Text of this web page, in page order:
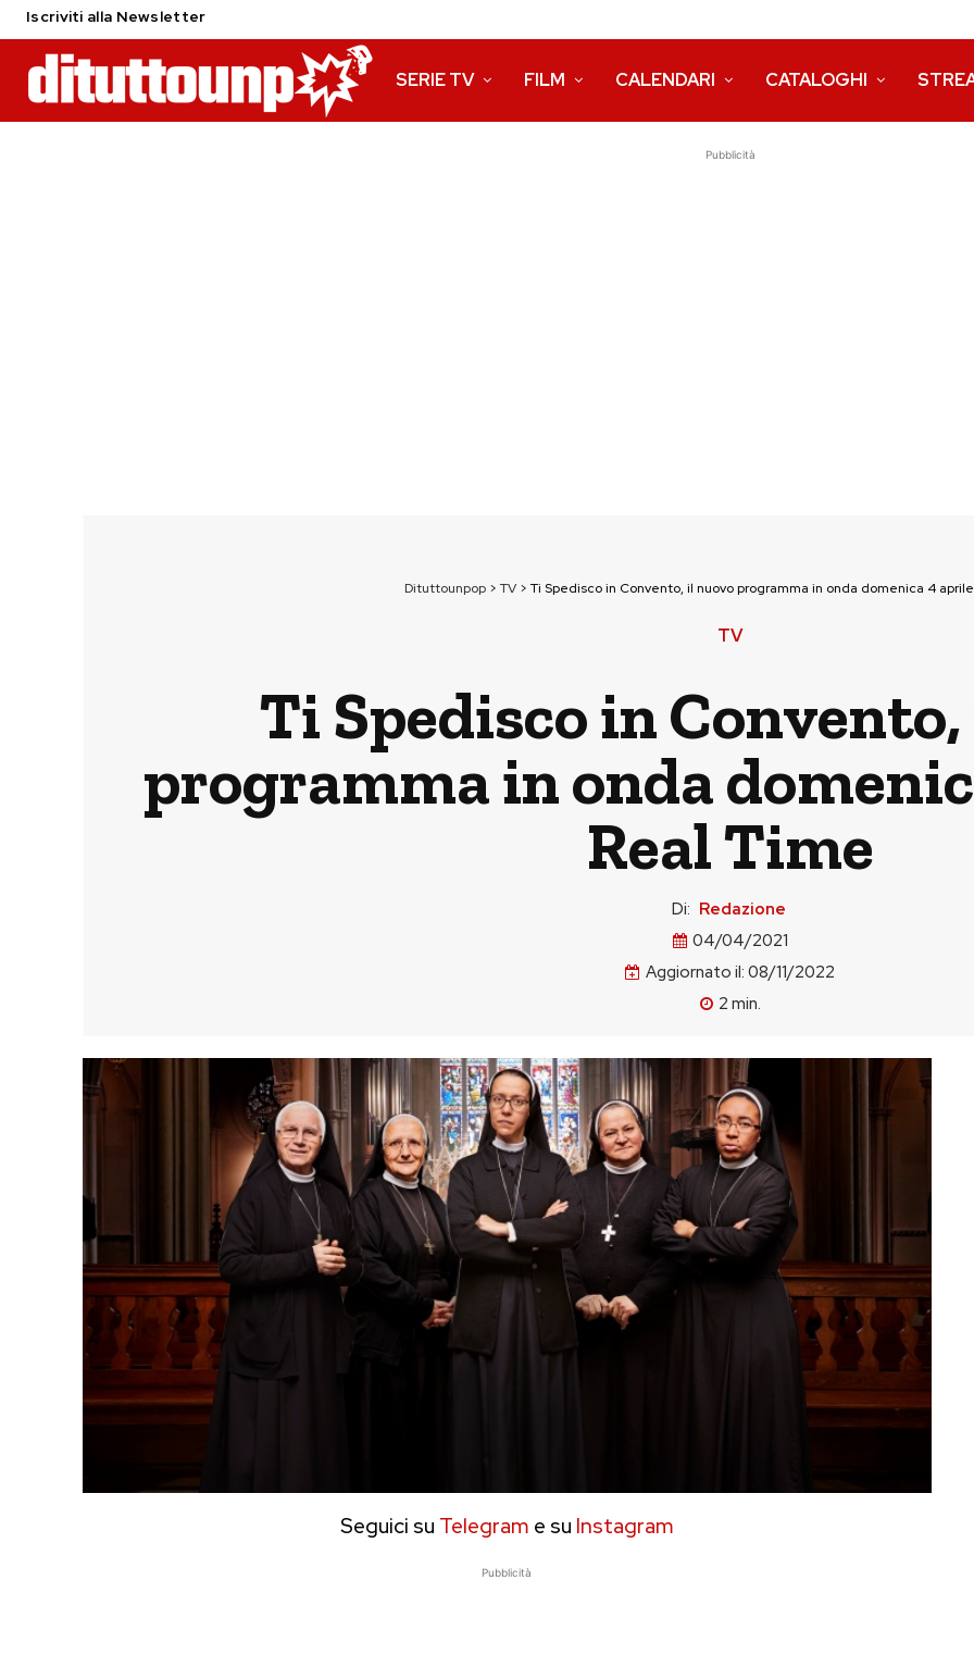
Iscriviti alla Newsletter
SERIE TV FILM CALENDARI CATALOGHI
Pubblicità
Dituttounpop> TV> Ti Spedisco in Convento, il nuovo programma in onda domenica 4
TV
Ti Spedisco in
programma in onda
Real Time
Di: Redazione
04/04/2021
Aggiornato il: 08/11/2022
2 min.
Seguici su Telegram e su Instagram
Pubblicità